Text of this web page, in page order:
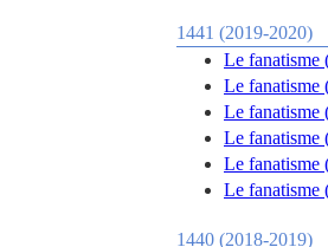
1441 (2019-2020)
Le fanatisme
Le fanatisme
Le fanatisme
Le fanatisme
Le fanatisme
Le fanatisme
1440 (2018-2019)